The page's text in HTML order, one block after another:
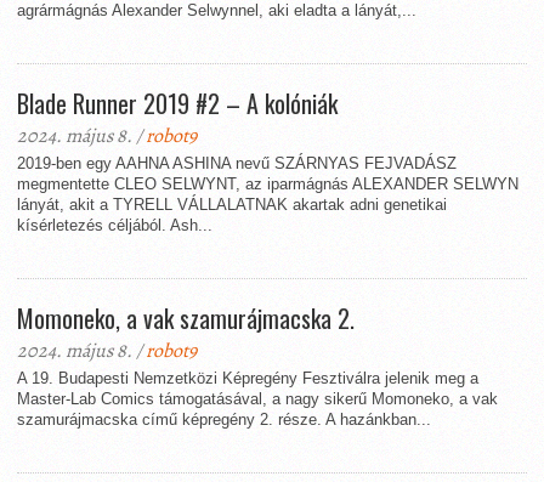
agrármágnás Alexander Selwynnel, aki eladta a lányát,...
Blade Runner 2019 #2 – A kolóniák
2024. május 8. /robot9
2019-ben egy AAHNA ASHINA nevű SZÁRNYAS FEJVADÁSZ
megmentette CLEO SELWYNT, az iparmágnás ALEXANDER SELWYN
lányát, akit a TYRELL VÁLLALATNAK akartak adni genetikai
kísérletezés céljából. Ash...
Momoneko, a vak szamurájmacska 2.
2024. május 8. /robot9
A 19. Budapesti Nemzetközi Képregény Fesztiválra jelenik meg a
Master-Lab Comics támogatásával, a nagy sikerű Momoneko, a vak
szamurájmacska című képregény 2. része. A hazánkban...